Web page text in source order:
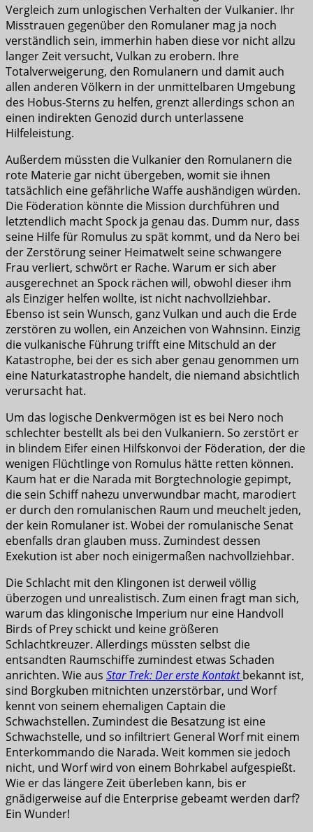
Vergleich zum unlogischen Verhalten der Vulkanier. Ihr
Misstrauen gegenüber den Romulaner mag ja noch
verständlich sein, immerhin haben diese vor nicht allzu
langer Zeit versucht, Vulkan zu erobern. Ihre
Totalverweigerung, den Romulanern und damit auch
allen anderen Völkern in der unmittelbaren Umgebung
des Hobus-Sterns zu helfen, grenzt allerdings schon an
einen indirekten Genozid durch unterlassene
Hilfeleistung.
Außerdem müssten die Vulkanier den Romulanern die
rote Materie gar nicht übergeben, womit sie ihnen
tatsächlich eine gefährliche Waffe aushändigen würden.
Die Föderation könnte die Mission durchführen und
letztendlich macht Spock ja genau das. Dumm nur, dass
seine Hilfe für Romulus zu spät kommt, und da Nero bei
der Zerstörung seiner Heimatwelt seine schwangere
Frau verliert, schwört er Rache. Warum er sich aber
ausgerechnet an Spock rächen will, obwohl dieser ihm
als Einziger helfen wollte, ist nicht nachvollziehbar.
Ebenso ist sein Wunsch, ganz Vulkan und auch die Erde
zerstören zu wollen, ein Anzeichen von Wahnsinn. Einzig
die vulkanische Führung trifft eine Mitschuld an der
Katastrophe, bei der es sich aber genau genommen um
eine Naturkatastrophe handelt, die niemand absichtlich
verursacht hat.
Um das logische Denkvermögen ist es bei Nero noch
schlechter bestellt als bei den Vulkaniern. So zerstört er
in blindem Eifer einen Hilfskonvoi der Föderation, der die
wenigen Flüchtlinge von Romulus hätte retten können.
Kaum hat er die Narada mit Borgtechnologie gepimpt,
die sein Schiff nahezu unverwundbar macht, marodiert
er durch den romulanischen Raum und meuchelt jeden,
der kein Romulaner ist. Wobei der romulanische Senat
ebenfalls dran glauben muss. Zumindest dessen
Exekution ist aber noch einigermaßen nachvollziehbar.
Die Schlacht mit den Klingonen ist derweil völlig
überzogen und unrealistisch. Zum einen fragt man sich,
warum das klingonische Imperium nur eine Handvoll
Birds of Prey schickt und keine größeren
Schlachtkreuzer. Allerdings müssten selbst die
entsandten Raumschiffe zumindest etwas Schaden
anrichten. Wie aus Star Trek: Der erste Kontaktbekannt ist,
sind Borgkuben mitnichten unzerstörbar, und Worf
kennt von seinem ehemaligen Captain die
Schwachstellen. Zumindest die Besatzung ist eine
Schwachstelle, und so infiltriert General Worf mit einem
Enterkommando die Narada. Weit kommen sie jedoch
nicht, und Worf wird von einem Bohrkabel aufgespießt.
Wie er das längere Zeit überleben kann, bis er
gnädigerweise auf die Enterprise gebeamt werden darf?
Ein Wunder!